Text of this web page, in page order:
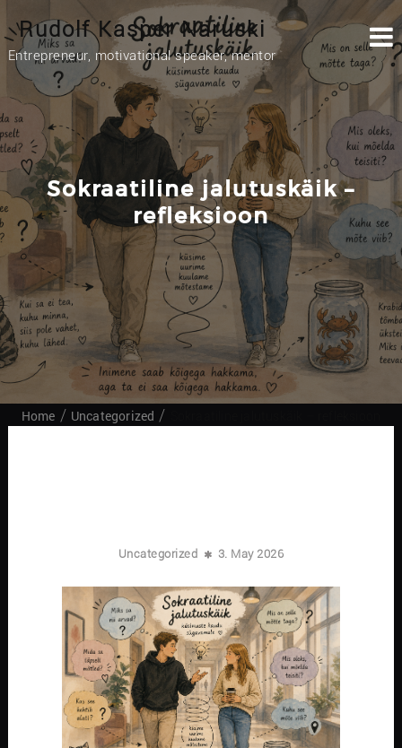
to
content
Rudolf Kasper Naruski
Entrepreneur, motivational speaker, mentor
Sokraatiline jalutuskäik –
refleksioon
Home Uncategorized
Uncategorized 3. May 2026